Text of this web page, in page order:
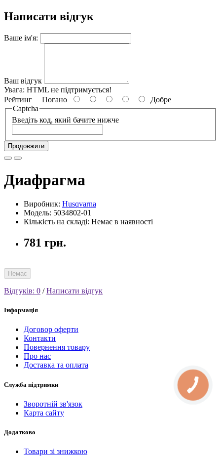
Написати відгук
Ваше ім'я:
Ваш відгук
Увага: HTML не підтримується!
Рейтинг Погано
Добре
Captcha
Введіть код, який бачите нижче
Продовжити
Диафрагма
Виробник: Husqvarna
Модель: 5034802-01
Кількість на складі: Немає в наявності
781 грн.
Немає
Відгуків: 0 /Написати відгук
Інформація
Договор оферти
Контакти
Повернення товару
Про нас
Доставка та оплата
Служба підтримки
Зворотній зв'язок
Карта сайту
Додатково
Товари зі знижкою